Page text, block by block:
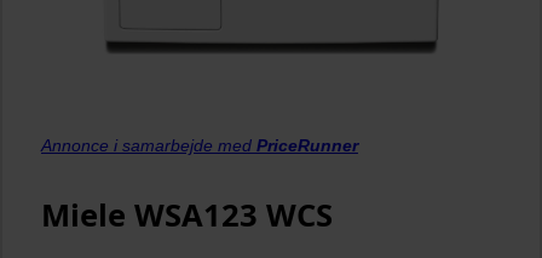
Annonce i samarbejde med PriceRunner
Miele WSA123 WCS